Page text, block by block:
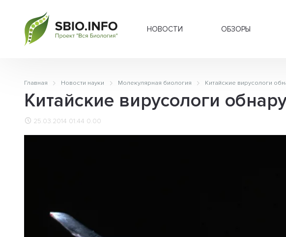
НОВОСТИ ОБЗОРЫ
Главная Новости науки Молекулярная биология Китайские вирусологи
Китайские вирусологи
25.03.2014 01:44 0.00